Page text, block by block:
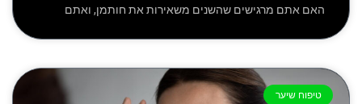
האם אתם מרגישים שהשנים משאירות את חותמן, ואתם
טיפוח שיער